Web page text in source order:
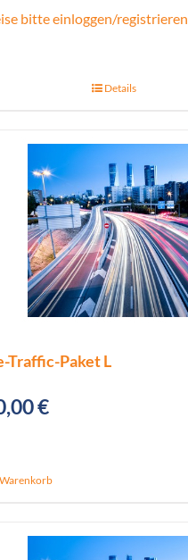
bitte einloggen/registrieren
Details
Traffic-Paket L
€